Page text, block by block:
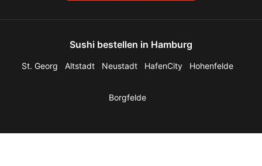
Sushi bestellen in Hamburg
St. Georg Altstadt Neustadt HafenCity Hohenfelde
Borgfelde